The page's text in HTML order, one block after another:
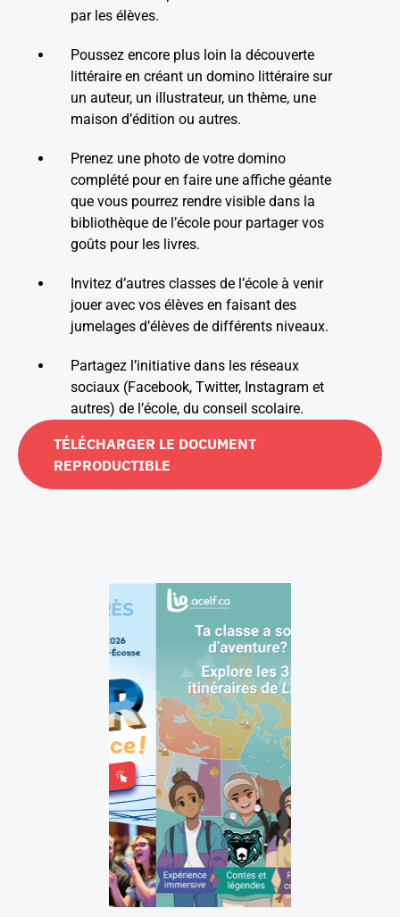
par les élèves.
Poussez encore plus loin la découverte
littéraire en créant un domino littéraire sur
un auteur, un illustrateur, un thème, une
maison d’édition ou autres.
Prenez une photo de votre domino
complété pour en faire une affiche géante
que vous pourrez rendre visible dans la
bibliothèque de l’école pour partager vos
goûts pour les livres.
Invitez d’autres classes de l’école à venir
jouer avec vos élèves en faisant des
jumelages d’élèves de différents niveaux.
Partagez l’initiative dans les réseaux
sociaux (Facebook, Twitter, Instagram et
autres) de l’école, du conseil scolaire.
TÉLÉCHARGER LE DOCUMENT
REPRODUCTIBLE